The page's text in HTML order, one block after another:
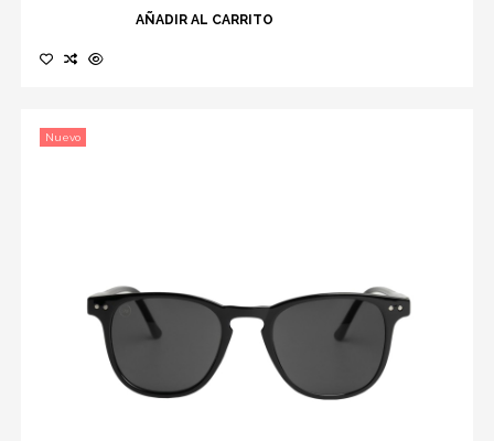
AÑADIR AL CARRITO
Nuevo